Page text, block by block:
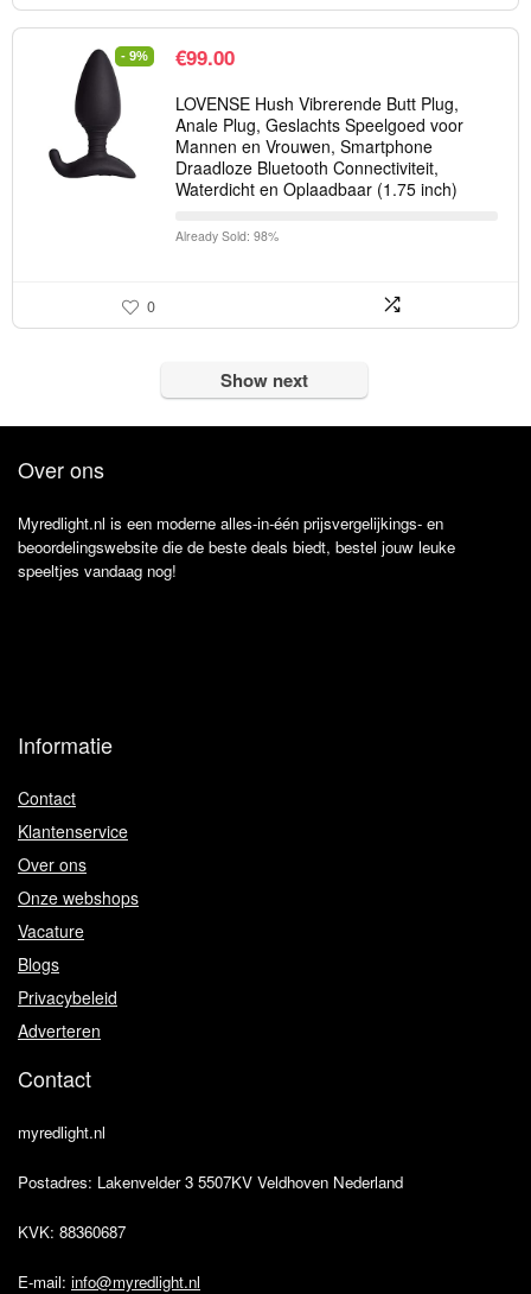
- 9% €99.00
LOVENSE Hush Vibrerende Butt Plug,
Anale Plug, Geslachts Speelgoed voor
Mannen en Vrouwen, Smartphone
Draadloze Bluetooth Connectiviteit,
Waterdicht en Oplaadbaar (1.75 inch)
Already Sold: 98%
0
Show next
Over ons
Myredlight.nl is een moderne alles-in-één prijsvergelijkings- en
beoordelingswebsite die de beste deals biedt, bestel jouw leuke
speeltjes vandaag nog!
Informatie
Contact
Klantenservice
Over ons
Onze webshops
Vacature
Blogs
Privacybeleid
Adverteren
Contact
myredlight.nl
Postadres: Lakenvelder 3 5507KV Veldhoven Nederland
KVK: 88360687
E-mail: info@myredlight.nl